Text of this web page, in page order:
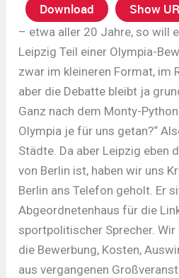
Download Show
– etwa aller 20 Jahre, so will
Leipzig Teil einer Olympia-
zwar im kleineren Format, im
aber die Debatte bleibt ja
Ganz nach dem Monty-
Olympia je für uns getan?“
Städte. Da aber Leipzig eben
von Berlin ist, haben wir uns
Berlin ans Telefon geholt. Er
Abgeordnetenhaus für die
sportpolitischer Sprecher.
die Bewerbung, Kosten,
aus vergangenen